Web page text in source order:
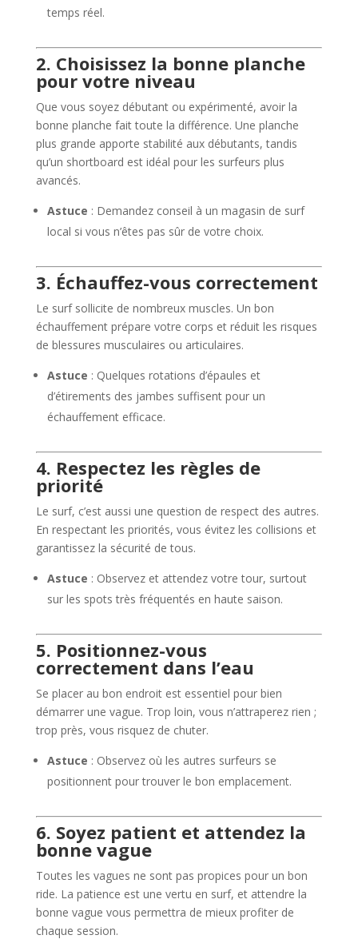
temps réel.
2. Choisissez la bonne planche
pour votre niveau
Que vous soyez débutant ou expérimenté, avoir la
bonne planche fait toute la différence. Une planche
plus grande apporte stabilité aux débutants, tandis
qu’un shortboard est idéal pour les surfeurs plus
avancés.
Astuce : Demandez conseil à un magasin de surf
local si vous n’êtes pas sûr de votre choix.
3. Échauffez-vous correctement
Le surf sollicite de nombreux muscles. Un bon
échauffement prépare votre corps et réduit les risques
de blessures musculaires ou articulaires.
Astuce : Quelques rotations d’épaules et
d’étirements des jambes suffisent pour un
échauffement efficace.
4. Respectez les règles de
priorité
Le surf, c’est aussi une question de respect des autres.
En respectant les priorités, vous évitez les collisions et
garantissez la sécurité de tous.
Astuce : Observez et attendez votre tour, surtout
sur les spots très fréquentés en haute saison.
5. Positionnez-vous
correctement dans l’eau
Se placer au bon endroit est essentiel pour bien
démarrer une vague. Trop loin, vous n’attraperez rien ;
trop près, vous risquez de chuter.
Astuce : Observez où les autres surfeurs se
positionnent pour trouver le bon emplacement.
6. Soyez patient et attendez la
bonne vague
Toutes les vagues ne sont pas propices pour un bon
ride. La patience est une vertu en surf, et attendre la
bonne vague vous permettra de mieux profiter de
chaque session.